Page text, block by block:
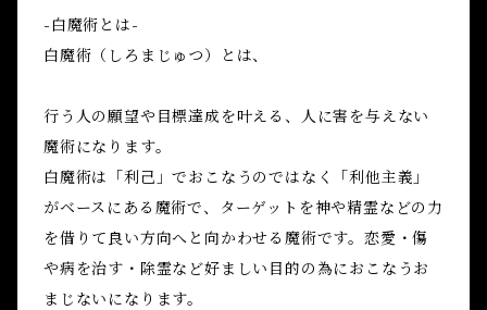
-白魔術とは-
白魔術（しろまじゅつ）とは、
行う人の願望や目標達成を叶える、人に害を与えない
魔術になります。
白魔術は「利己」でおこなうのではなく「利他主義」
がベースにある魔術で、ターゲットを神や精霊などの力
を借りて良い方向へと向かわせる魔術です。恋愛・傷
や病を治す・除霊など好ましい目的の為におこなうお
まじないになります。